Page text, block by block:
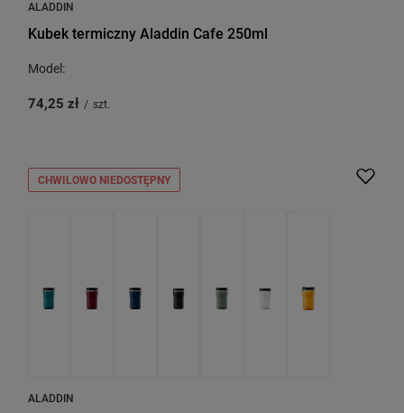
ALADDIN
Kubek termiczny Aladdin Cafe 250ml
Model:
74,25 zł / szt.
CHWILOWO NIEDOSTĘPNY
ALADDIN